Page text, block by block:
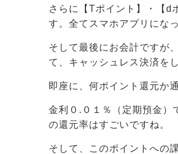
さらに【Tポイント】・【d
す。全てスマホアプリにな
そして最後にお会計ですが
て、キャッシュレス決済をし
即座に、何ポイント還元か
金利０.０１％（定期預金）
の還元率はすごいですね。
そして、このポイントへの